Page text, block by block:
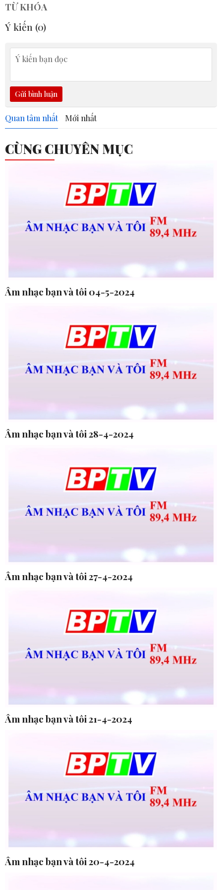
TỪ KHÓA
Ý kiến (0)
Gửi bình luận
Quan tâm nhất Mới nhất
CÙNG CHUYÊN MỤC
Âm nhạc bạn và tôi 04-5-2024
Âm nhạc bạn và tôi 28-4-2024
Âm nhạc bạn và tôi 27-4-2024
Âm nhạc bạn và tôi 21-4-2024
Âm nhạc bạn và tôi 20-4-2024